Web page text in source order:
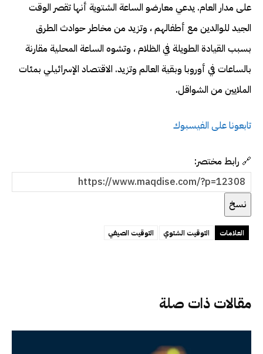
مقالات ذات صلة
على مدار العام. يدعي معارضو الساعة الشتوية أنها تقصر الوقت
الجيد للوالدين مع أطفالهم ، وتزيد من مخاطر حوادث الطرق
بسبب القيادة الطويلة في الظلام ، وتشوه الساعة المحلية مقارنة
بالساعات في أوروبا وبقية العالم وتزيد. الاقتصاد الإسرائيلي بمئات
الملايين من الشواقل.
تابعونا على الفيسبوك
🔗 رابط مختصر:
نسخ
العلامات التوقيت الشتوي التوقيت الصيفي